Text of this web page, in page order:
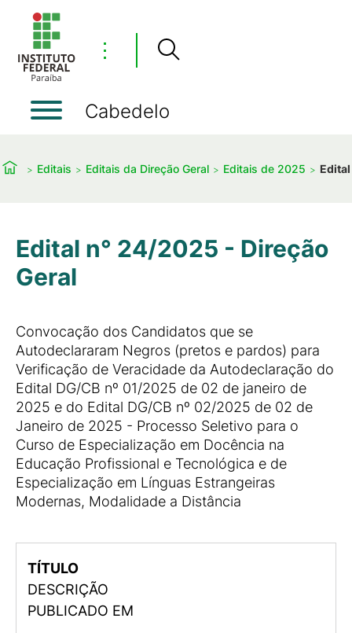
⋮
Cabedelo
Editais Editais da Direção Geral Editais de 2025
Edital n° 24/2025 - Direção
Geral
Convocação dos Candidatos que se
Autodeclararam Negros (pretos e pardos) para
Verificação de Veracidade da Autodeclaração do
Edital DG/CB nº 01/2025 de 02 de janeiro de
2025 e do Edital DG/CB nº 02/2025 de 02 de
Janeiro de 2025 - Processo Seletivo para o
Curso de Especialização em Docência na
Educação Profissional e Tecnológica e de
Especialização em Línguas Estrangeiras
Modernas, Modalidade a Distância
TÍTULO
DESCRIÇÃO
PUBLICADO EM